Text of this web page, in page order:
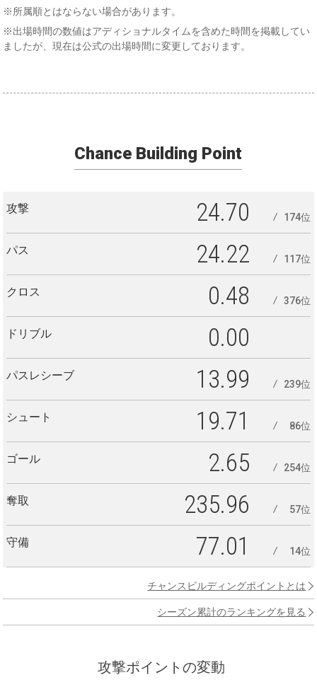
※所属順とはならない場合があります。
※出場時間の数値はアディショナルタイムを含めた時間を掲載してい
ましたが、現在は公式の出場時間に変更しております。
Chance Building Point
攻撃 24.70 174位
パス 24.22 117位
クロス 0.48 376位
ドリブル 0.00
パスレシーブ 13.99 239位
シュート 19.71 86位
ゴール 2.65 254位
奪取 235.96 57位
守備 77.01 14位
チャンスビルディングポイントとは
シーズン累計のランキングを見る
攻撃ポイントの変動